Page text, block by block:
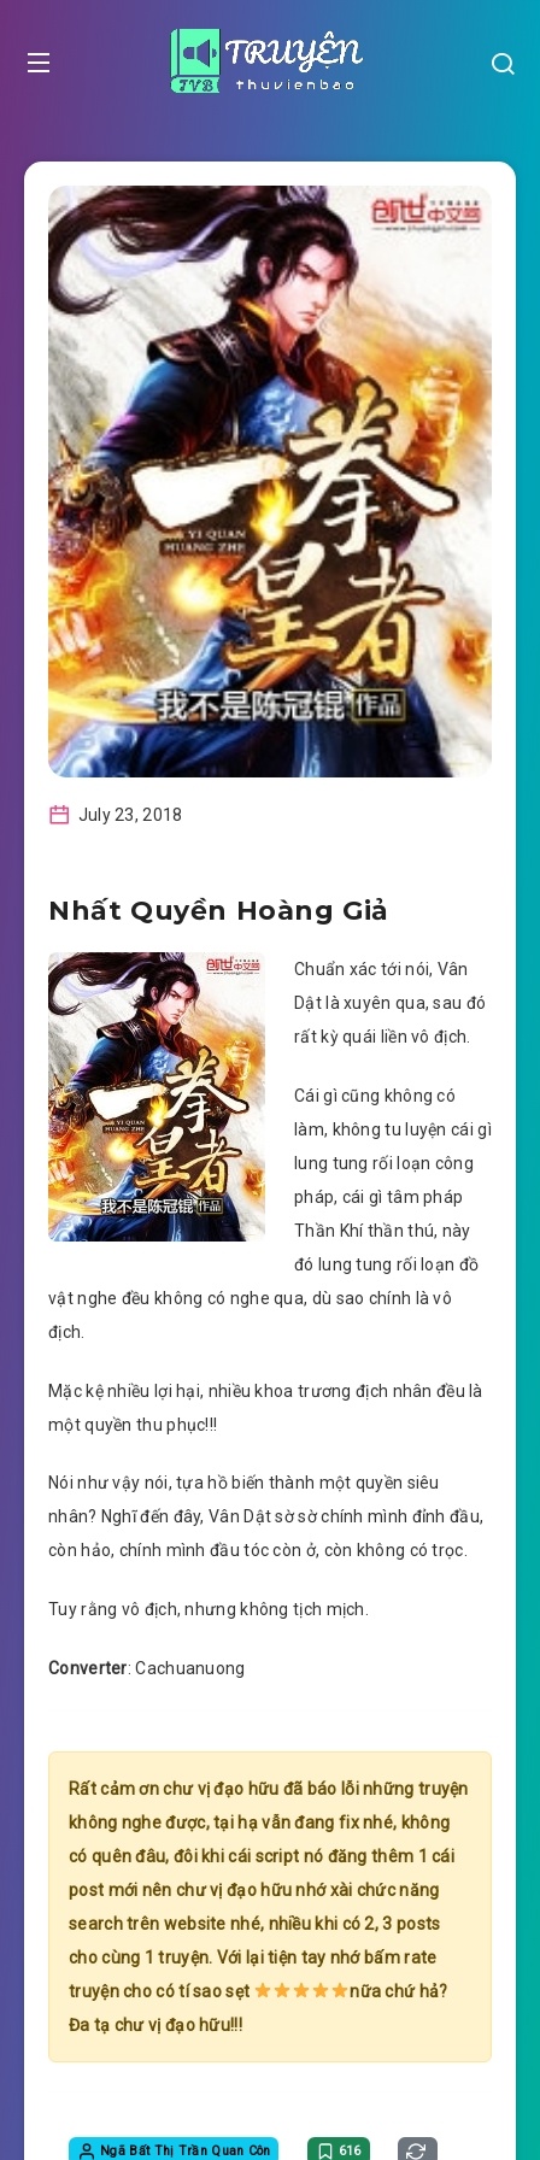
July 23, 2018
Nhất Quyền Hoàng Giả
Chuẩn xác tới nói, Vân
Dật là xuyên qua, sau đó
rất kỳ quái liền vô địch.
Cái gì cũng không có
làm, không tu luyện cái gì
lung tung rối loạn công
pháp, cái gì tâm pháp
Thần Khí thần thú, này
đó lung tung rối loạn đồ
vật nghe đều không có nghe qua, dù sao chính là vô
địch.
Mặc kệ nhiều lợi hại, nhiều khoa trương địch nhân đều là
một quyền thu phục!!!
Nói như vậy nói, tựa hồ biến thành một quyền siêu
nhân? Nghĩ đến đây, Vân Dật sờ sờ chính mình đỉnh đầu,
còn hảo, chính mình đầu tóc còn ở, còn không có trọc.
Tuy rằng vô địch, nhưng không tịch mịch.
Converter: Cachuanuong
Rất cảm ơn chư vị đạo hữu đã báo lỗi những truyện
không nghe được, tại hạ vẫn đang fix nhé, không
có quên đâu, đôi khi cái script nó đăng thêm 1 cái
post mới nên chư vị đạo hữu nhớ xài chức năng
search trên website nhé, nhiều khi có 2, 3 posts
cho cùng 1 truyện. Với lại tiện tay nhớ bấm rate
truyện cho có tí sao sẹt
nữa chứ hả?
Đa tạ chư vị đạo hữu!!!
Ngã Bất Thị Trần Quan Côn 616